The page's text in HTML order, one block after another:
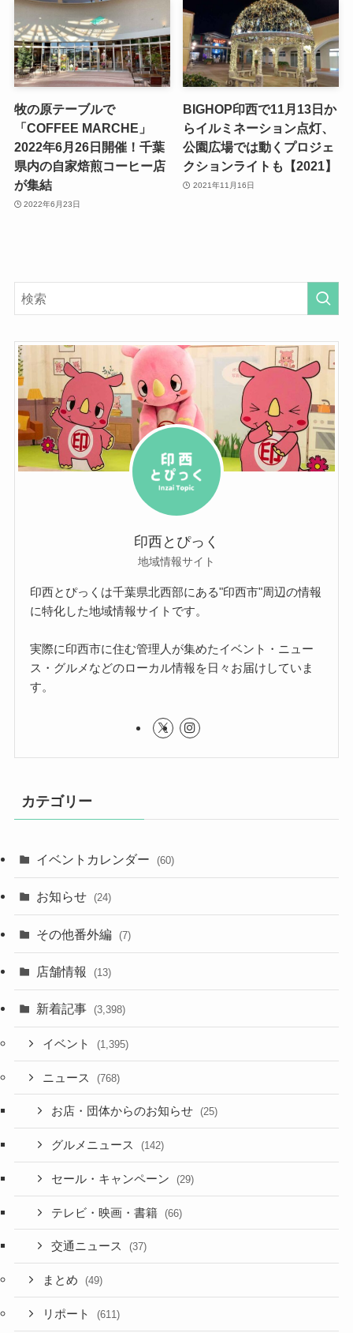
牧の原テーブルで
「COFFEE MARCHE」
2022年6月26日開催！千葉
県内の自家焙煎コーヒー店
が集結
2022年6月23日
BIGHOP印西で11月13日か
らイルミネーション点灯、
公園広場では動くプロジェ
クションライトも【2021】
2021年11月16日
印西とぴっく
地域情報サイト
印西とぴっくは千葉県北西部にある"印西市"周辺の情報
に特化した地域情報サイトです。
実際に印西市に住む管理人が集めたイベント・ニュー
ス・グルメなどのローカル情報を日々お届けしていま
す。
カテゴリー
イベントカレンダー (60)
お知らせ (24)
その他番外編 (7)
店舗情報 (13)
新着記事 (3,398)
イベント (1,395)
ニュース (768)
お店・団体からのお知らせ (25)
グルメニュース (142)
セール・キャンペーン (29)
テレビ・映画・書籍 (66)
交通ニュース (37)
まとめ (49)
リポート (611)